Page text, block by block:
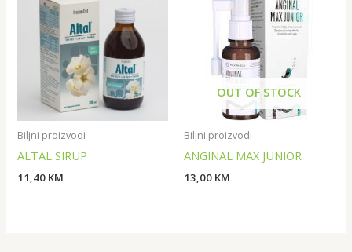
Biljni proizvodi
ALTAL SIRUP
11,40 KM
OUT OF STOCK
Biljni proizvodi
ANGINAL MAX JUNIOR
13,00 KM